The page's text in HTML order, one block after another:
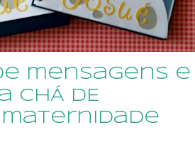
mensagens e
DE
maternidade